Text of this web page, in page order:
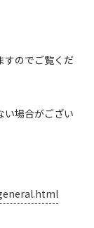
すのでご覧くだ
い場合がござい